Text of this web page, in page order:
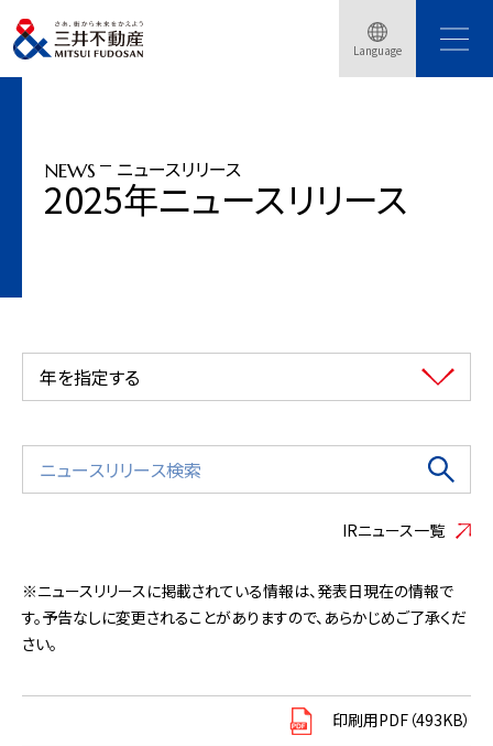
Language
トップページ ニュースリリース
フュージョンエネルギー発電炉を開発する米国企業「Commonwealth Fusion
Systems LLC 」・・・
NEWS ニュースリリース
2025年ニュースリリース
年を指定する
IRニュース一覧
※ニュースリリースに掲載されている情報は、発表日現在の情報で
す。予告なしに変更されることがありますので、あらかじめご了承くだ
さい。
印刷用PDF（493KB）